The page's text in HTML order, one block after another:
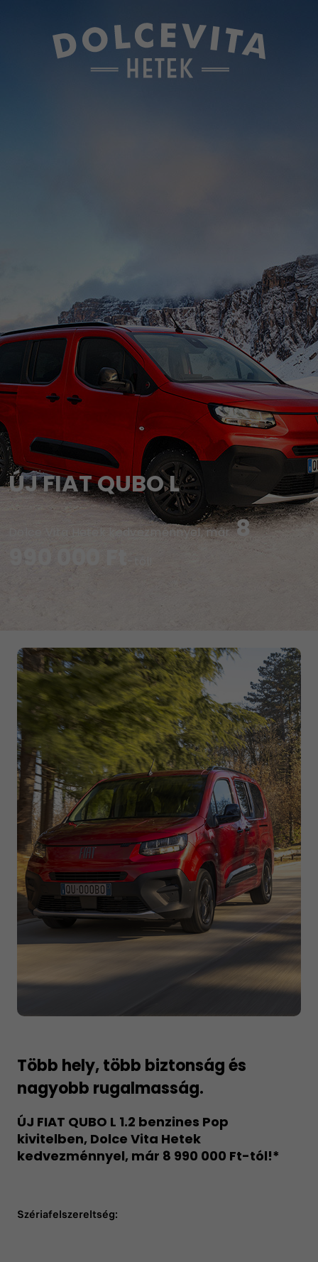
ÚJ FIAT QUBO L
Dolce Vita Hetek kedvezménnyel, már8
990 000 Ft
Több hely, több biztonság és
nagyobb rugalmasság.
ÚJ FIAT QUBO L 1.2 benzines Pop
kivitelben, Dolce Vita Hetek
kedvezménnyel, már 8 990 000 Ft-tól!*
Szériafelszereltség: